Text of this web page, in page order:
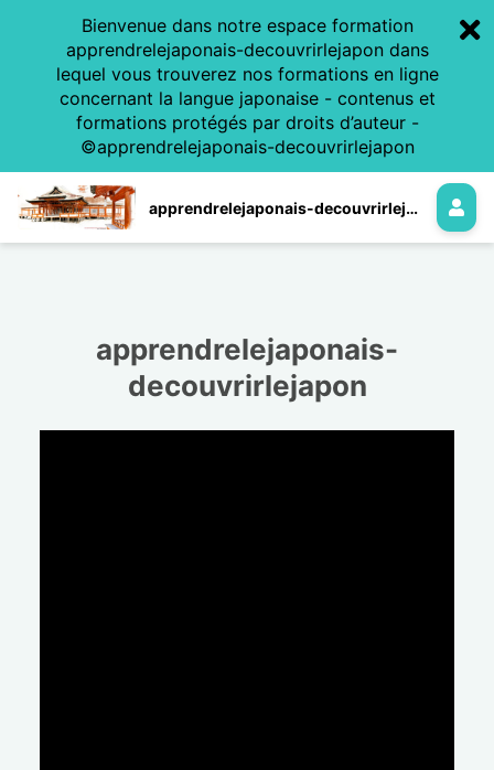
Bienvenue dans notre espace formation
apprendrelejaponais-decouvrirlejapon dans
lequel vous trouverez nos formations en ligne
concernant la langue japonaise - contenus et
formations protégés par droits d’auteur -
©apprendrelejaponais-decouvrirlejapon
apprendrelejaponais-decouvrirlejapon
apprendrelejaponais-
decouvrirlejapon